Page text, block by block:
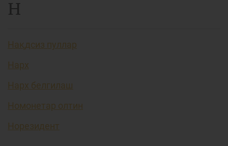
Н
Нақдсиз пуллар
Нарх
Нарх белгилаш
Номонетар олтин
Норезидент